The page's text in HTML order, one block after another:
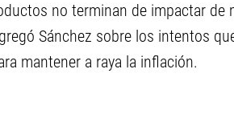
no terminan de impactar de
Sánchez sobre los intentos
mantener a raya la inflación.